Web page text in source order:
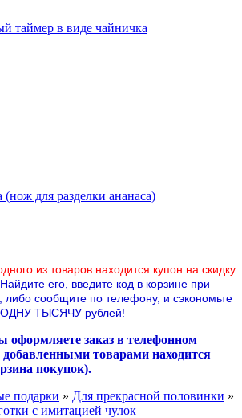
таймер в виде чайничка
(нож для разделки ананаса)
из товаров находится купон на скидку
Найдите его, введите код в корзине при
либо сообщите по телефону, и сэкономьте
ОДНУ ТЫСЯЧУ рублей!
оформляете заказ в телефонном
добавленными товарами находится
покупок).
подарки » Для прекрасной половинки »
с имитацией чулок